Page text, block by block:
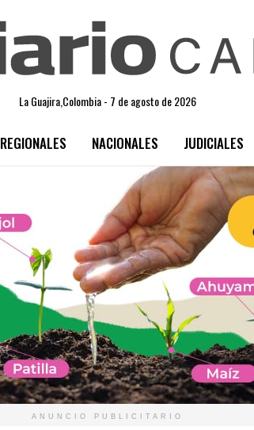
La Guajira,Colombia - 7 de agosto de 2026
REGIONALES NACIONALES JUDICIALES
ANUNCIO PUBLICITARIO